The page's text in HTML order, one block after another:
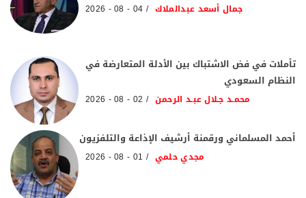
جمال أسعد عبدالملاك 04 - 08 - 2026
تأملات في فض الاشتباك بين الأدلة المتعارضة في
النظام السعودي
محمـد جـلال عبـد الرحمن 02 - 08 - 2026
أحمد المسلماني ورقمنة أرشيف الإذاعة والتلفزيون
مجدي حلمي 01 - 08 - 2026